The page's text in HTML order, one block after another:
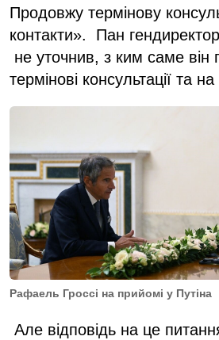
Продовжу термінову
контакти». Пан
не уточнив, з ким саме він
термінові консультації та
Рафаель Гроссі на прийомі у Путіна
Але відповідь на це